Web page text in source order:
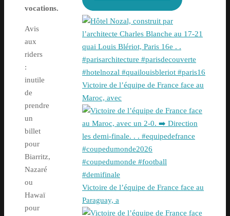
vocations.
Avis
aux
riders
:
inutile
de
prendre
un
billet
pour
Biarritz,
Nazaré
ou
Hawaï
pour
Victoire de l’équipe de France face au
Maroc, avec
Victoire de l’équipe de France face au
Paraguay, a